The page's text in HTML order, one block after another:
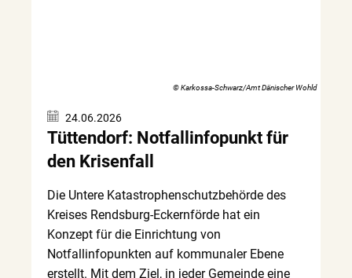
© Karkossa-Schwarz/Amt Dänischer Wohld
24.06.2026
Tüttendorf: Notfallinfopunkt für
den Krisenfall
Die Untere Katastrophenschutzbehörde des
Kreises Rendsburg-Eckernförde hat ein
Konzept für die Einrichtung von
Notfallinfopunkten auf kommunaler Ebene
erstellt. Mit dem Ziel, in jeder Gemeinde eine